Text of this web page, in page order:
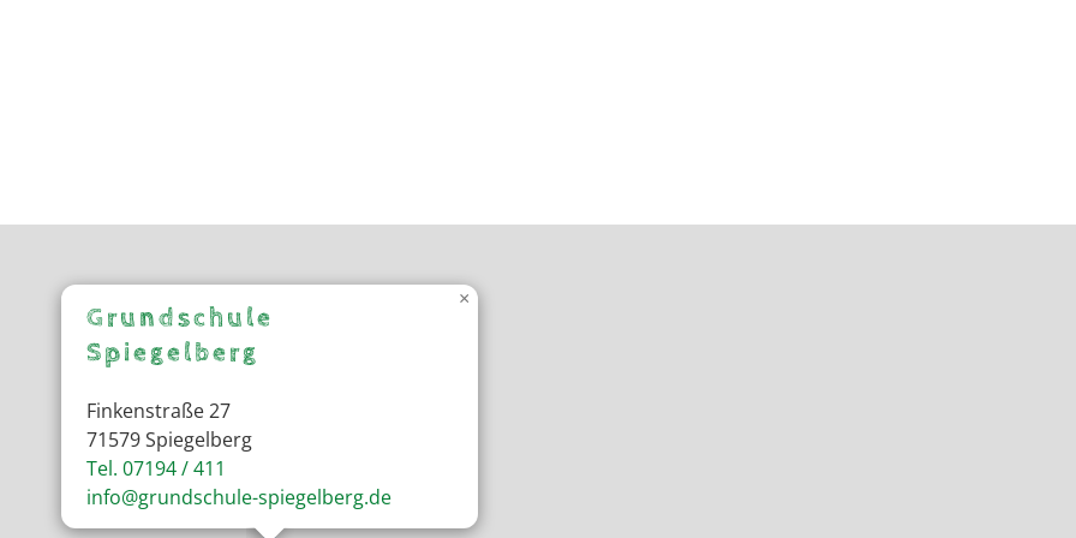
Grundschule
Spiegelberg
Finkenstraße 27
71579 Spiegelberg
Tel. 07194 / 411
info@grundschule-spiegelberg.de
×